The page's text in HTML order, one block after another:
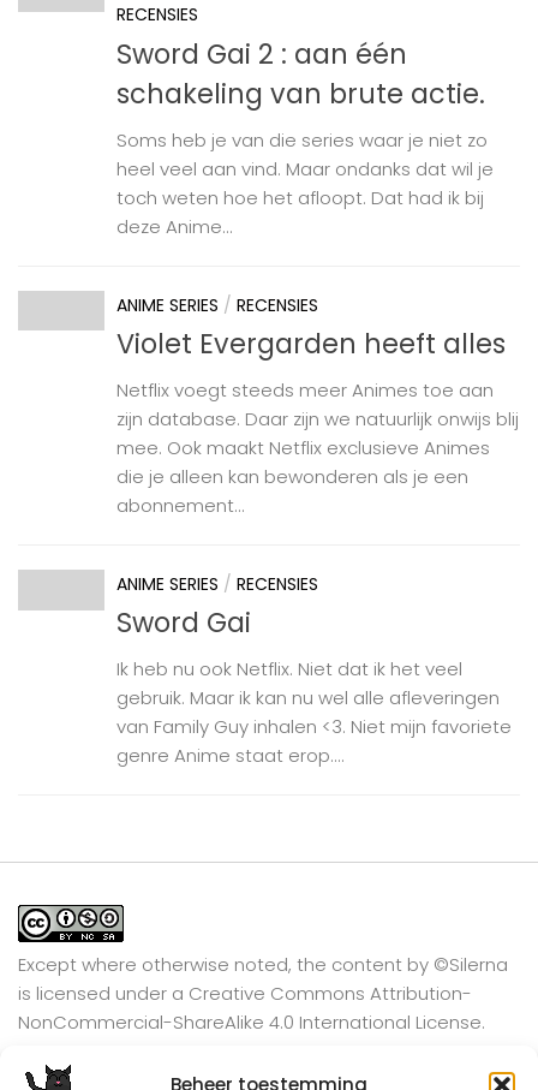
Beheer toestemming
RECENSIES
Sword Gai 2 : aan één
schakeling van brute actie.
Soms heb je van die series waar je niet zo
heel veel aan vind. Maar ondanks dat wil je
toch weten hoe het afloopt. Dat had ik bij
deze Anime...
ANIME SERIES / RECENSIES
Violet Evergarden heeft alles
Netflix voegt steeds meer Animes toe aan
zijn database. Daar zijn we natuurlijk onwijs blij
mee. Ook maakt Netflix exclusieve Animes
die je alleen kan bewonderen als je een
abonnement...
ANIME SERIES / RECENSIES
Sword Gai
Ik heb nu ook Netflix. Niet dat ik het veel
gebruik. Maar ik kan nu wel alle afleveringen
van Family Guy inhalen <3. Niet mijn favoriete
genre Anime staat erop....
Except where otherwise noted, the content by ©Silerna
is licensed under a Creative Commons Attribution-
NonCommercial-ShareAlike 4.0 International License.